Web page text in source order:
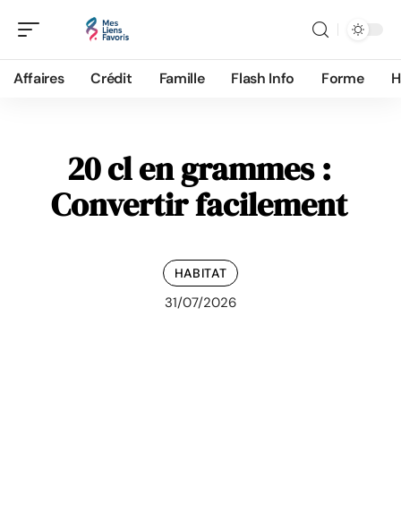
Affaires Crédit Famille Flash Info Forme
20 cl en grammes :
Convertir facilement
HABITAT
31/07/2026